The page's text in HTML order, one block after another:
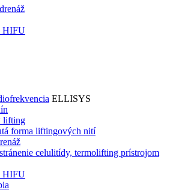
HIFU
ELLISYS
lifting
forma liftingových nití
celulitídy, termolifting prístrojom
HIFU